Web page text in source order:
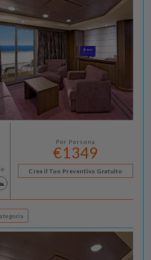
Per Persona
€1349
Crea il Tuo Preventivo Gratuito
categoria